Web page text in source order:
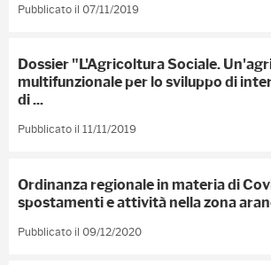
Pubblicato il 07/11/2019
Dossier "L'Agricoltura Sociale.
multifunzionale per lo sviluppo di
di ...
Pubblicato il 11/11/2019
Ordinanza regionale in materia di
spostamenti e attività nella zona
Pubblicato il 09/12/2020